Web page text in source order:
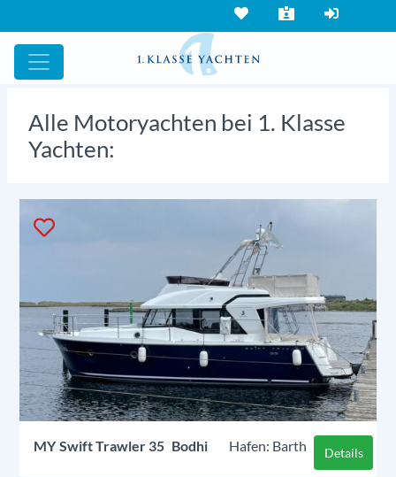
Alle Motoryachten bei 1. Klasse
Yachten:
MY Swift Trawler 35 Bodhi Barth Details